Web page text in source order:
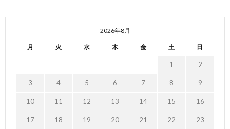
2026年8月
月 火 水 木 金 土 日
1 2
3 4 5 6 7 8 9
10 11 12 13 14 15 16
17 18 19 20 21 22 23